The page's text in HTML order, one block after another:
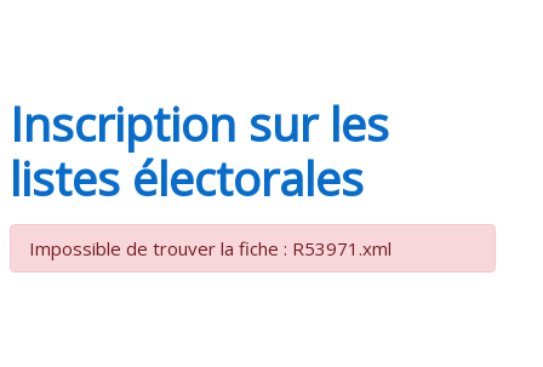
Inscription sur les
listes électorales
Impossible de trouver la fiche : R53971.xml